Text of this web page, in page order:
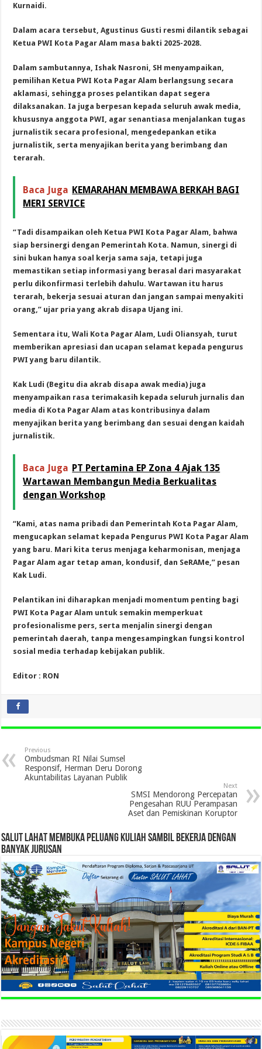
Kurnaidi.
Dalam acara tersebut, Agustinus Gusti resmi dilantik sebagai
Ketua PWI Kota Pagar Alam masa bakti 2025-2028.
Dalam sambutannya, Ishak Nasroni, SH menyampaikan,
pemilihan Ketua PWI Kota Pagar Alam berlangsung secara
aklamasi, sehingga proses pelantikan dapat segera
dilaksanakan. Ia juga berpesan kepada seluruh awak media,
khususnya anggota PWI, agar senantiasa menjalankan tugas
jurnalistik secara profesional, mengedepankan etika
jurnalistik, serta menyajikan berita yang berimbang dan
terarah.
Baca Juga KEMARAHAN MEMBAWA BERKAH BAGI
MERI SERVICE
“Tadi disampaikan oleh Ketua PWI Kota Pagar Alam, bahwa
siap bersinergi dengan Pemerintah Kota. Namun, sinergi di
sini bukan hanya soal kerja sama saja, tetapi juga
memastikan setiap informasi yang berasal dari masyarakat
perlu dikonfirmasi terlebih dahulu. Wartawan itu harus
terarah, bekerja sesuai aturan dan jangan sampai menyakiti
orang,” ujar pria yang akrab disapa Ujang ini.
Sementara itu, Wali Kota Pagar Alam, Ludi Oliansyah, turut
memberikan apresiasi dan ucapan selamat kepada pengurus
PWI yang baru dilantik.
Kak Ludi (Begitu dia akrab disapa awak media) juga
menyampaikan rasa terimakasih kepada seluruh jurnalis dan
media di Kota Pagar Alam atas kontribusinya dalam
menyajikan berita yang berimbang dan sesuai dengan kaidah
jurnalistik.
Baca Juga PT Pertamina EP Zona 4 Ajak 135
Wartawan Membangun Media Berkualitas
dengan Workshop
“Kami, atas nama pribadi dan Pemerintah Kota Pagar Alam,
mengucapkan selamat kepada Pengurus PWI Kota Pagar Alam
yang baru. Mari kita terus menjaga keharmonisan, menjaga
Pagar Alam agar tetap aman, kondusif, dan SeRAMe,” pesan
Kak Ludi.
Pelantikan ini diharapkan menjadi momentum penting bagi
PWI Kota Pagar Alam untuk semakin memperkuat
profesionalisme pers, serta menjalin sinergi dengan
pemerintah daerah, tanpa mengesampingkan fungsi kontrol
sosial media terhadap kebijakan publik.
Editor : RON
Previous
Ombudsman RI Nilai Sumsel
Responsif, Herman Deru Dorong
Akuntabilitas Layanan Publik
Next
SMSI Mendorong Percepatan
Pengesahan RUU Perampasan
Aset dan Pemiskinan Koruptor
SALUT LAHAT MEMBUKA PELUANG KULIAH SAMBIL BEKERJA DENGAN
BANYAK JURUSAN